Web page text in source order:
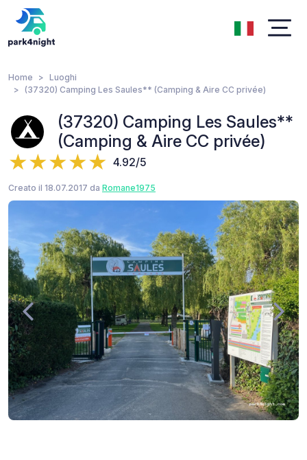
Home
Luoghi
(37320) Camping Les Saules** (Camping & Aire CC privée)
(37320) Camping Les Saules**
(Camping & Aire CC privée)
4.92/5
Creato il 18.07.2017 da Romane1975